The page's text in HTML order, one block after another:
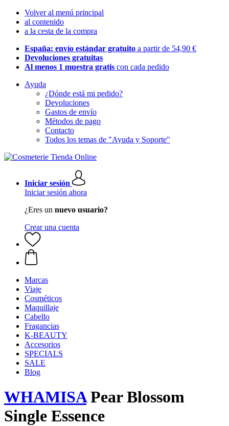
Volver al menú principal
al contenido
a la cesta de la compra
España: envío estándar gratuito a partir de 54,90 €
Devoluciones gratuitas
Al menos 1 muestra gratis con cada pedido
Ayuda
¿Dónde está mi pedido?
Devoluciones
Gastos de envío
Métodos de pago
Contacto
Todos los temas de "Ayuda y Soporte"
Iniciar sesión
Iniciar sesión ahora
¿Eres un nuevo usuario?
Crear una cuenta
Marcas
Viaje
Cosméticos
Maquillaje
Cabello
Fragancias
K-BEAUTY
Accesorios
SPECIALS
SALE
Blog
WHAMISAPear Blossom
Single Essence